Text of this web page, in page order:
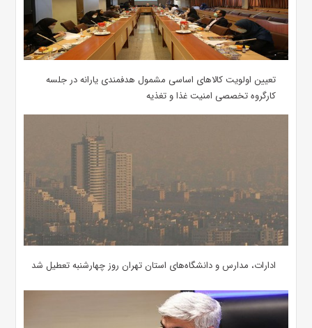
تعیین اولویت کالاهای اساسی مشمول هدفمندی یارانه در جلسه
کارگروه تخصصی امنیت غذا و تغذیه
ادارات، مدارس و دانشگاه‌های استان تهران روز چهارشنبه تعطیل شد